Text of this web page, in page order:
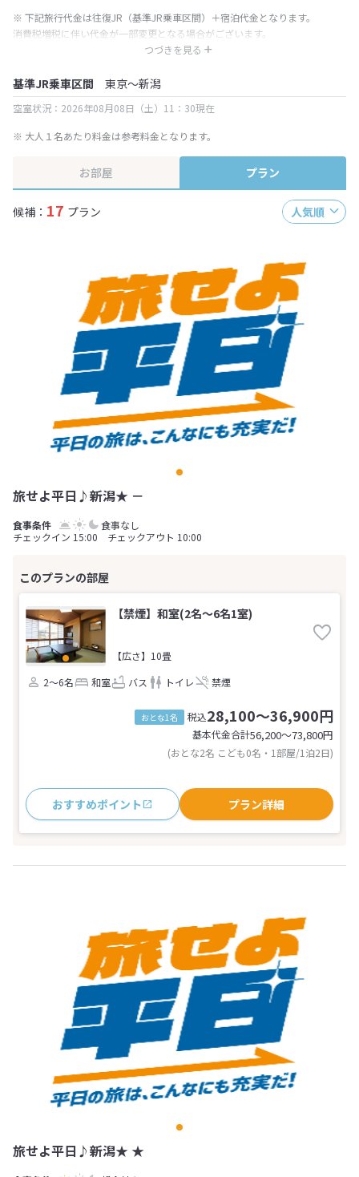
つづきを見る
※ 下記旅行代金は往復JR（基準JR乗車区間）＋宿泊代金となります。
消費税増税に伴い代金が一部変更となる場合がございます。
※ 表示されている旅行代金・プラン内容は一定時間ごとに更新されます。最
基準JR乗車区間 東京～新潟
空室状況：2026年08月08日（土）11：30現在
※ 大人１名あたり料金は参考料金となります。
お部屋 プラン
候補： 17 プラン 人気順
旅せよ平日♪新潟★ －
食事なし
チェックイン 15:00 チェックアウト 10:00
【禁煙】和室(2名～6名1室)
【広さ】10畳
2～6名
和室 バス トイレ 禁煙
おとな1名 税込28,100～36,900円
基本代金合計56,200〜73,800円
(おとな2名 こども0名・1部屋/1泊2日)
おすすめポイント プラン詳細
旅せよ平日♪新潟★ ★